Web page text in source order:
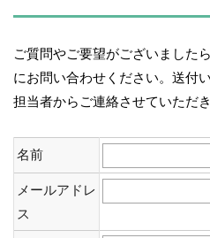
ご質問やご要望がございました
にお問い合わせください。送付
担当者からご連絡させていただき
名前
メールアドレ
ス